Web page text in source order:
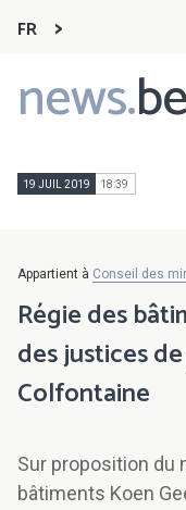
FR
news.
Main
navigation
19 JUIL 2019 18:39
Appartient à Conseil des
Régie des
des justices
Colfontaine
Sur proposition du
bâtiments Koen